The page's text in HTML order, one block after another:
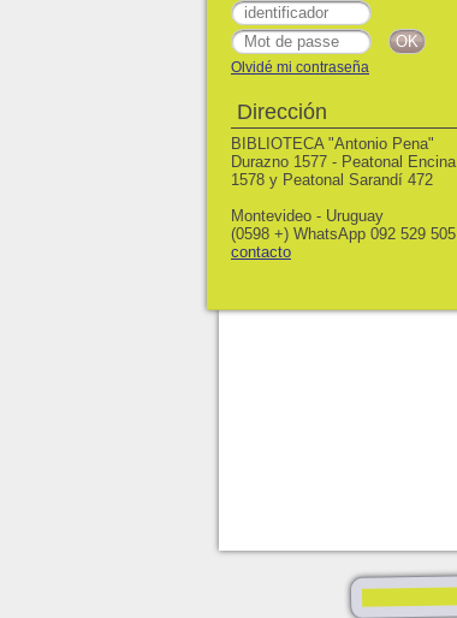
Olvidé mi contraseña
Dirección
BIBLIOTECA "Antonio Pena"
Durazno 1577 - Peatonal Encina
1578 y Peatonal Sarandí 472
Montevideo - Uruguay
(0598 +) WhatsApp 092 529 505
contacto